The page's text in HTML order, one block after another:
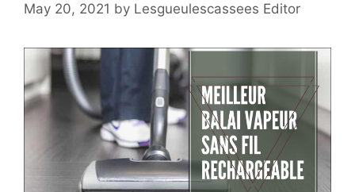
May 20, 2021 by Lesgueulescassees Editor